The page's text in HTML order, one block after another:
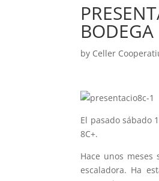
BODEGA
by Celler
El pasado sábado
8C+.
Hace unos
escaladora. Ha